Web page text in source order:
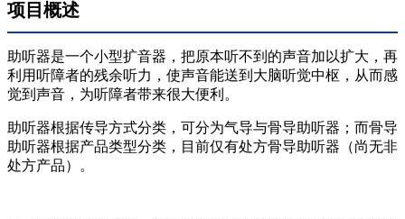
项目概述
助听器是一个小型扩音器，把原本听不到的声音加以扩大，再
利用听障者的残余听力，使声音能送到大脑听觉中枢，从而感
觉到声音，为听障者带来很大便利 。
助听器根据传导方式分类，可分为气导与骨导助听器；而骨导
助听器根据产品类型分类，目前仅有处方骨导助听器（尚无非
处方产品）。